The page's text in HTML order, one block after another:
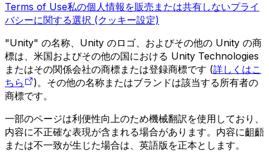
Terms of Use私の個人情報を販売または共有しないプライ
バシーに関する選択 (クッキー設定)
"Unity" の名称、Unity のロゴ、およびその他の Unity の商
標は、米国およびその他の国における Unity Technologies
またはその関係会社の商標または登録商標です (詳しくはこ
ちら
)。その他の名称またはブランドは該当する所有者の
商標です。
一部のページは利便性向上のため機械翻訳を使用しており、
内容に不正確な表現が含まれる場合があります。内容に齟齬
または不一致が生じた場合は、英語版を正本とします。